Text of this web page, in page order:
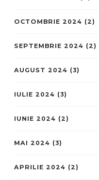
OCTOMBRIE 2024 (2)
SEPTEMBRIE 2024 (2)
AUGUST 2024 (3)
IULIE 2024 (3)
IUNIE 2024 (2)
MAI 2024 (3)
APRILIE 2024 (2)